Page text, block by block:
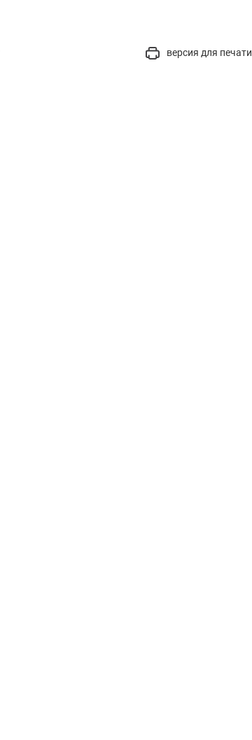
версия для печати